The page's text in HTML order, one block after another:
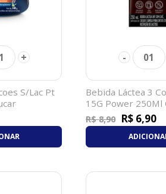
+
S/Lac Pt
- 01
Bebida Láctea 3
15G Power 250Ml
R$ 8,90 R$ 6,90